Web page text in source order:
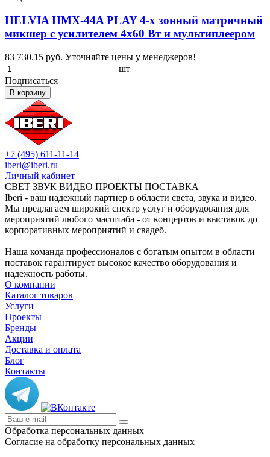
HELVIA HMX-44A PLAY 4-х зонный матричный
микшер с усилителем 4х60 Вт и мультиплеером
83 730.15 руб. Уточняйте цены у менеджеров!
шт
Подписаться
В корзину
+7 (495) 611-11-14
iberi@iberi.ru
Личный кабинет
СВЕТ ЗВУК ВИДЕО ПРОЕКТЫ ПОСТАВКА
Iberi - ваш надежный партнер в области света, звука и видео.
Мы предлагаем широкий спектр услуг и оборудования для
мероприятий любого масштаба - от концертов и выставок до
корпоративных мероприятий и свадеб.
Наша команда профессионалов с богатым опытом в области
поставок гарантирует высокое качество оборудования и
надежность работы.
О компании
Каталог товаров
Услуги
Проекты
Бренды
Акции
Доставка и оплата
Блог
Контакты
Обработка персональных данных
Согласие на обработку персональных данных